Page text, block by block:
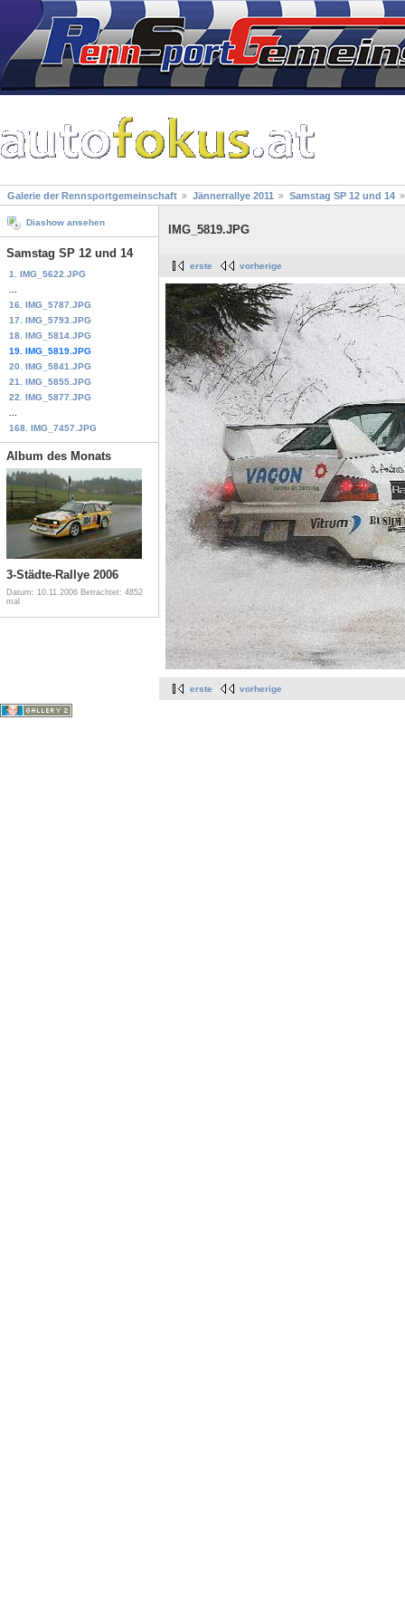
Galerie der Rennsportgemeinschaft Jännerrallye 2011 Samstag SP 12 und 14
Diashow ansehen
Samstag SP 12 und 14
1. IMG_5622.JPG
16. IMG_5787.JPG
17. IMG_5793.JPG
18. IMG_5814.JPG
19. IMG_5819.JPG
20. IMG_5841.JPG
21. IMG_5855.JPG
22. IMG_5877.JPG
168. IMG_7457.JPG
Album des Monats
3-Städte-Rallye 2006
Datum: 10.11.2006 Betrachtet: 4852
mal
IMG_5819.JPG
erste vorherige
erste vorherige